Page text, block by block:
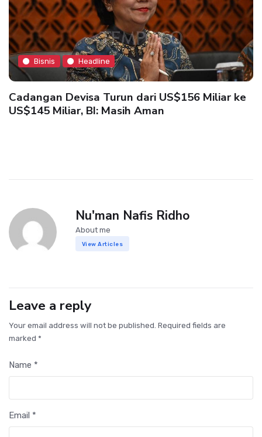
Bisnis Headline
Cadangan Devisa Turun dari US$156 Miliar ke
US$145 Miliar, BI: Masih Aman
Nu'man Nafis Ridho
About me
View Articles
Leave a reply
Your email address will not be published. Required fields are
marked *
Name *
Email *